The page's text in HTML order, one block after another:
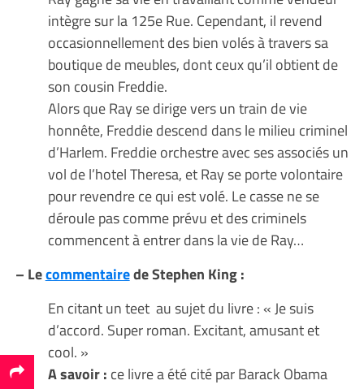
intègre sur la 125e Rue. Cependant, il revend
occasionnellement des bien volés à travers sa
boutique de meubles, dont ceux qu’il obtient de
son cousin Freddie.
Alors que Ray se dirige vers un train de vie
honnête, Freddie descend dans le milieu criminel
d’Harlem. Freddie orchestre avec ses associés un
vol de l’hotel Theresa, et Ray se porte volontaire
pour revendre ce qui est volé. Le casse ne se
déroule pas comme prévu et des criminels
commencent à entrer dans la vie de Ray…
– Lecommentairede Stephen King :
En citant un teet au sujet du livre : « Je suis
d’accord. Super roman. Excitant, amusant et
cool. »
A savoir : ce livre a été cité par Barack Obama